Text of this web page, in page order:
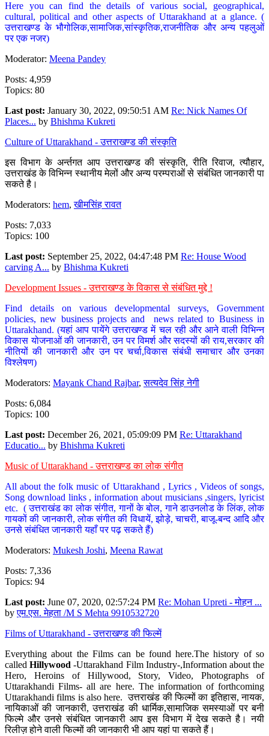
Here you can find the details of various social, geographical,
cultural, political and other aspects of Uttarakhand at a glance. (
उत्तराखण्ड के भौगोलिक,सामाजिक,सांस्कृतिक,राजनीतिक और अन्य पहलुओं
पर एक नजर)
Moderator: Meena Pandey
Posts: 4,959
Topics: 80
Last post: January 30, 2022, 09:50:51 AM Re: Nick Names Of
Places... by Bhishma Kukreti
Culture of Uttarakhand - उत्तराखण्ड की संस्कृति
इस विभाग के अर्न्तगत आप उत्तराखण्ड की संस्कृति, रीति रिवाज, त्यौहार,
उत्तराखंड के विभिन्न स्थानीय मेलों और अन्य परम्पराओं से संबंधित जानकारी पा
सकते है।
Moderators: hem,खीमसिंह रावत
Posts: 7,033
Topics: 100
Last post: September 25, 2022, 04:47:48 PM Re: House Wood
carving A... by Bhishma Kukreti
Development Issues - उत्तराखण्ड के विकास से संबंधित मुद्दे !
Find details on various developmental surveys, Government
policies, new business projects and news related to Business in
Uttarakhand. (यहां आप पायेंगे उत्तराखण्ड में चल रही और आने वाली विभिन्न
विकास योजनाओं की जानकारी, उन पर विमर्श और सदस्यों की राय,सरकार की
नीतियों की जानकारी और उन पर चर्चा,विकास संबंधी समाचार और उनका
विश्लेषण)
Moderators: Mayank Chand Rajbar,सत्यदेव सिंह नेगी
Posts: 6,084
Topics: 100
Last post: December 26, 2021, 05:09:09 PM Re: Uttarakhand
Educatio... by Bhishma Kukreti
Music of Uttarakhand - उत्तराखण्ड का लोक संगीत
All about the folk music of Uttarakhand , Lyrics , Videos of songs,
Song download links , information about musicians ,singers, lyricist
etc. ( उत्तराखंड का लोक संगीत, गानों के बोल, गाने डाउनलोड के लिंक, लोक
गायकों की जानकारी, लोक संगीत की विधायें, झोड़े, चाचरी, बाजू-बन्द आदि और
उनसे संबंधित जानकारी यहाँ पर पढ़ सकते हैं)
Moderators: Mukesh Joshi, Meena Rawat
Posts: 7,336
Topics: 94
Last post: June 07, 2020, 02:57:24 PM Re: Mohan Upreti - मोहन ...
byएम.एस. मेहता /M S Mehta 9910532720
Films of Uttarakhand - उत्तराखण्ड की फिल्में
Everything about the Films can be found here.The history of so
calledHillywood-Uttarakhand Film Industry-,Information about the
Hero, Heroins of Hillywood, Story, Video, Photographs of
Uttarakhandi Films- all are here. The information of forthcoming
Uttarakhandi films is also here. उत्तराखंड की फिल्मों का इतिहास, नायक,
नायिकाओं की जानकारी, उत्तराखंड की धार्मिक,सामाजिक समस्याओं पर बनी
फिल्मे और उनसे संबंधित जानकारी आप इस विभाग में देख सकते है। नयी
रिलीज़ होने वाली फिल्मों की जानकारी भी आप यहां पा सकते हैं।